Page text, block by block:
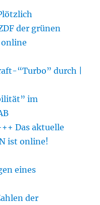
der grünen
“Turbo” durch |
im
Das aktuelle
ist online!
eines
der